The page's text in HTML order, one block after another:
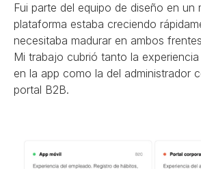
Fui parte del equipo de diseño en un
plataforma estaba creciendo
necesitaba madurar en ambos
Mi trabajo cubrió tanto la
en la app como la del administrador
portal B2B.